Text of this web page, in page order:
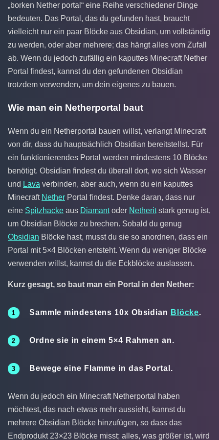
„borken Nether portal“ eine Reihe verschiedener Dinge
bedeuten. Das Portal, das du gefunden hast, braucht
vielleicht nur ein paar Blöcke aus Obsidian, um vollständig
zu werden, oder aber mehrere; das hängt alles vom Zufall
ab. Wenn du jedoch zufällig ein kaputtes Minecraft Nether
Portal findest, kannst du den gefundenen Obsidian
trotzdem verwenden, um dein eigenes zu bauen.
Wie man ein Netherportal baut
Wenn du ein Netherportal bauen willst, verlangt Minecraft
von dir, dass du hauptsächlich Obsidian bereitstellst. Für
ein funktionierendes Portal werden mindestens 10 Blöcke
benötigt. Obsidian findest du überall dort, wo sich Wasser
und Lava verbinden, aber auch, wenn du ein kaputtes
Minecraft Nether Portal findest. Denke daran, dass nur
eine Spitzhacke aus Diamantoder Netheritstark genug ist,
um Obsidian Blöcke zu brechen. Sobald du genug
Obsidian Blöcke hast, musst du sie so anordnen, dass ein
Portal mit 5×4 Blöcken entsteht. Wenn du weniger Blöcke
verwenden willst, kannst du die Eckblöcke auslassen.
Kurz gesagt, so baut man ein Portal in den Nether:
Sammle mindestens 10x Obsidian Blöcke.
Ordne sie in einem 5×4 Rahmen an.
Bewege eine Flamme in das Portal.
Wenn du jedoch ein Minecraft Netherportal haben
möchtest, das nach etwas mehr aussieht, kannst du
mehrere Obsidian Blöcke hinzufügen, so dass das
Endprodukt 23×23 Blöcke misst; alles, was größer ist, wird